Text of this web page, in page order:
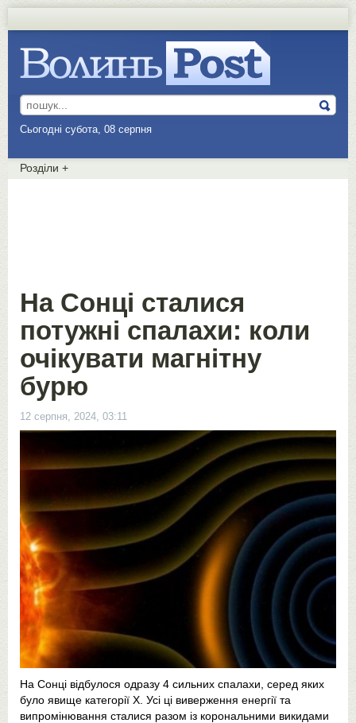
Сьогодні субота, 08 серпня
Розділи +
На Сонці сталися
потужні спалахи: коли
очікувати магнітну
бурю
12 серпня, 2024, 03:11
На Сонці відбулося одразу 4 сильних спалахи, серед яких
було явище категорії Х. Усі ці виверження енергії та
випромінювання сталися разом із корональними викидами